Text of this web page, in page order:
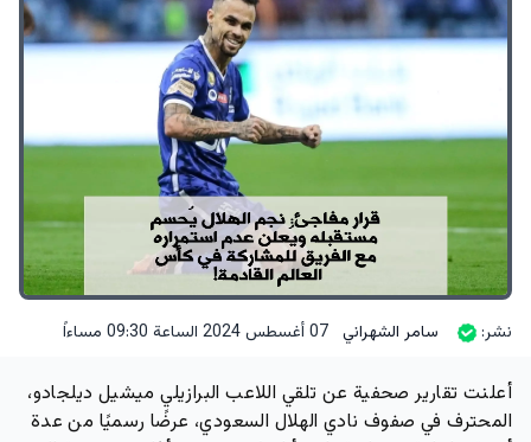
نشر: سامر الشهراني 07 أغسطس 2024 الساعة 09:30 مساءاً
أعلنت تقارير صحفية عن تلقي اللاعب البرازيلي ميشيل ديلجادو،
المحترف في صفوف نادي الهلال السعودي، عرضًا رسميًا من عدة